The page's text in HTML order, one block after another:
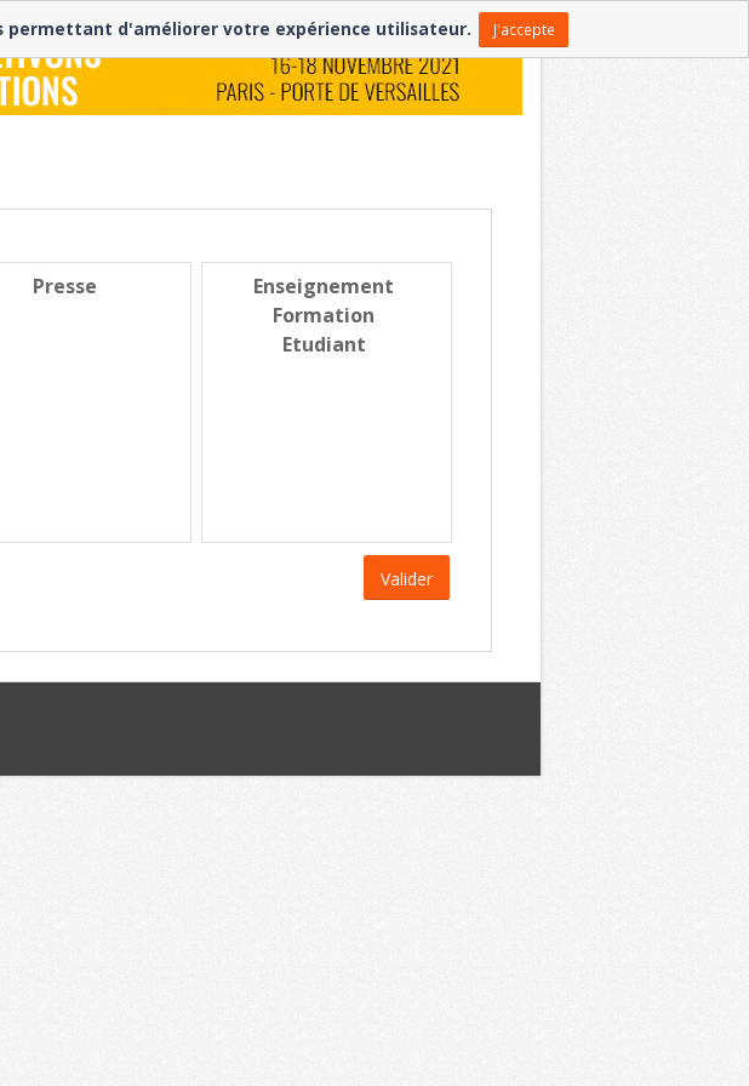
Presse
Enseignement
Formation
Etudiant
Valider
permettant d'améliorer votre expérience utilisateur. J'accepte